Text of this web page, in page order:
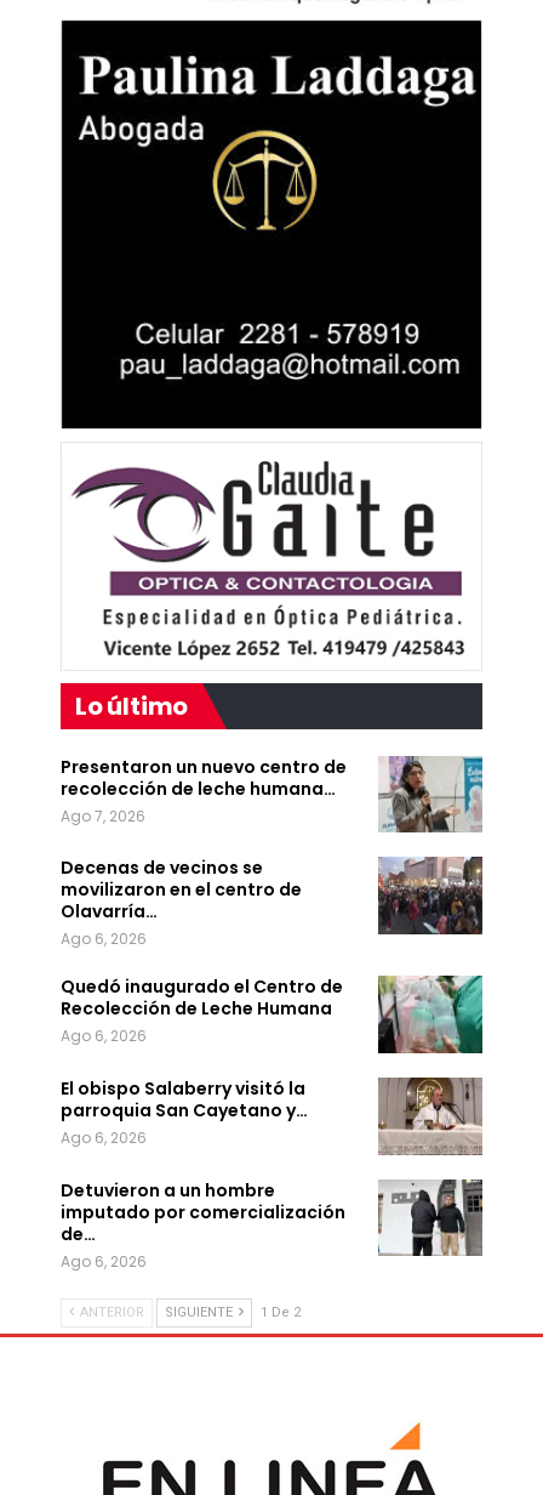
Lo último
Presentaron un nuevo centro de
recolección de leche humana…
Ago 7, 2026
Decenas de vecinos se
movilizaron en el centro de
Olavarría…
Ago 6, 2026
Quedó inaugurado el Centro de
Recolección de Leche Humana
Ago 6, 2026
El obispo Salaberry visitó la
parroquia San Cayetano y…
Ago 6, 2026
Detuvieron a un hombre
imputado por comercialización
de…
Ago 6, 2026
ANTERIOR SIGUIENTE 1 De 2